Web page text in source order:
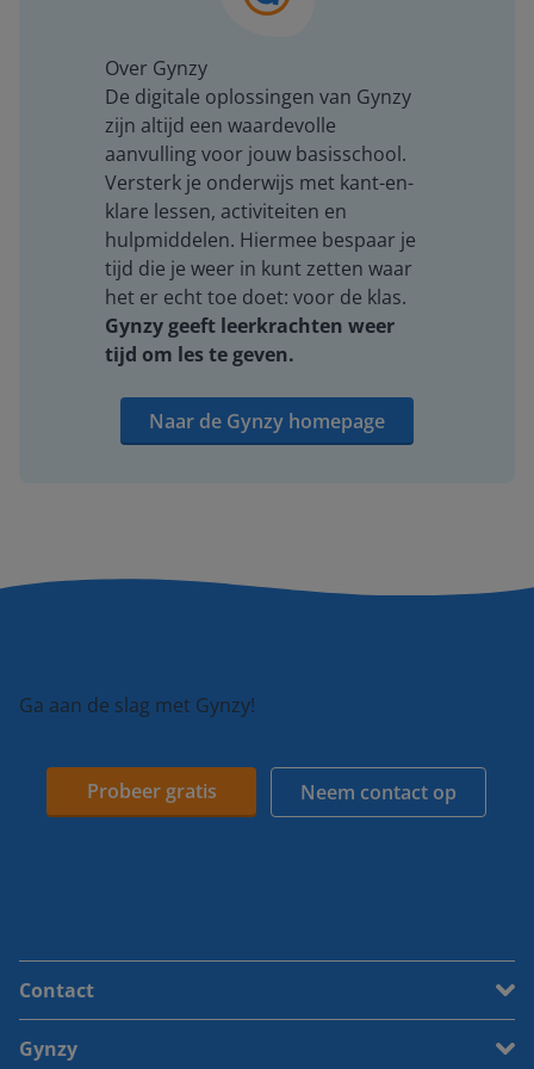
Over Gynzy
De digitale oplossingen van Gynzy
zijn altijd een waardevolle
aanvulling voor jouw basisschool.
Versterk je onderwijs met kant-en-
klare lessen, activiteiten en
hulpmiddelen. Hiermee bespaar je
tijd die je weer in kunt zetten waar
het er echt toe doet: voor de klas.
Gynzy geeft leerkrachten weer
tijd om les te geven.
Naar de Gynzy homepage
Ga aan de slag met Gynzy!
Probeer gratis Neem contact op
Contact
Gynzy